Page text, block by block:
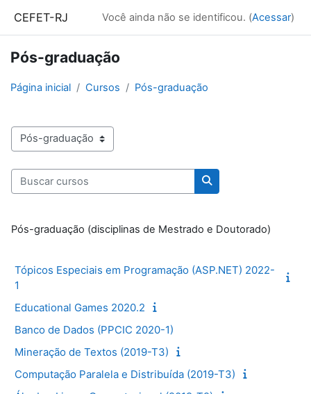
CEFET-RJ Você ainda não se identificou. (Acessar)
Pós-graduação
Página inicial Cursos Pós-graduação
Categorias de Cursos
Buscar cursos
Buscar cursos
Pós-graduação (disciplinas de Mestrado e Doutorado)
Tópicos Especiais em Programação (ASP.NET) 2022-
1
Educational Games 2020.2
Banco de Dados (PPCIC 2020-1)
Mineração de Textos (2019-T3)
Computação Paralela e Distribuída (2019-T3)